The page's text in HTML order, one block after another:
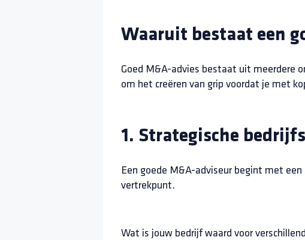
Waaruit bestaat een
Goed M&A-advies bestaat uit meerdere
om het creëren van grip voordat je met
1. Strategische
Een goede M&A-adviseur begint met
vertrekpunt.
Wat is jouw bedrijf waard voor